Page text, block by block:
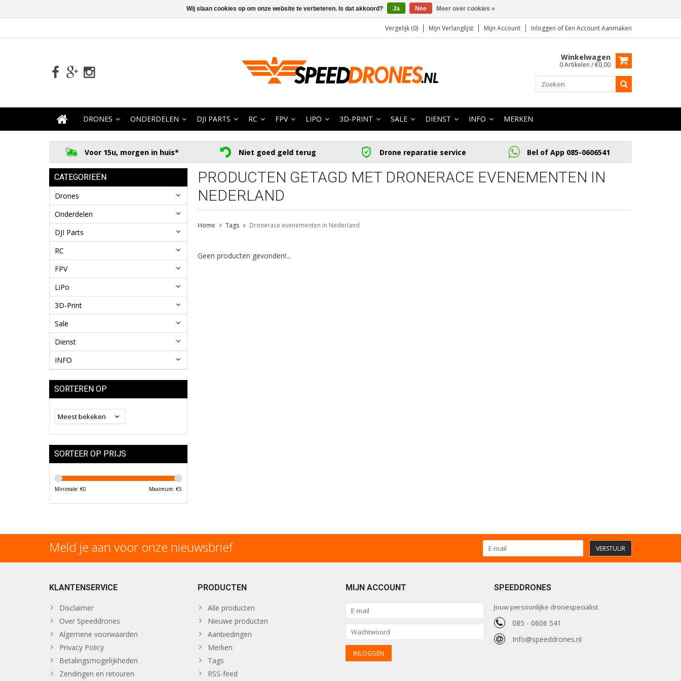
Vergelijk (0) Mijn Verlanglijst Mijn Account Inloggen of Een Account Aanmaken
Winkelwagen
0 Artikelen / €0,00
DRONES ONDERDELEN DJI PARTS RC FPV LIPO 3D-PRINT SALE DIENST INFO MERKEN
Voor 15u, morgen in huis* Niet goed geld terug Drone reparatie service Bel of App 085-0606541
CATEGORIEËN
Drones
Onderdelen
DJI Parts
RC
FPV
LiPo
3D-Print
Sale
Dienst
INFO
SORTEREN OP
SORTEER OP PRIJS
Minimale: €0 Maximum: €5
PRODUCTEN GETAGD MET DRONERACE EVENEMENTEN IN
NEDERLAND
Home Tags Dronerace evenementen in Nederland
Geen producten gevonden!...
Meld je aan voor onze nieuwsbrief VERSTUUR
KLANTENSERVICE
Disclaimer
Over Speeddrones
Algemene voorwaarden
Privacy Policy
Betalingsmogelijkheden
Zendingen en retouren
PRODUCTEN
Alle producten
Nieuwe producten
Aanbiedingen
Merken
Tags
RSS-feed
MIJN ACCOUNT SPEEDDRONES
Jouw persoonlijke dronespecialist
085 - 0606 541
Info@speeddrones.nl
Wij slaan cookies op om onze website te verbeteren. Is dat akkoord? Ja Nee Meer over cookies »